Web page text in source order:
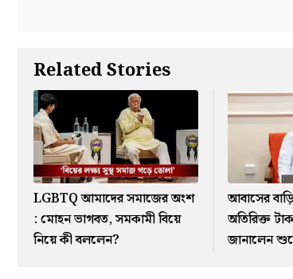
Related Stories
LGBTQ আমাদের সমাজের অংশ
: মোহন ভাগবত, সমকামী বিয়ে
নিয়ে কী বললেন?
আবাসের
অতিরিক্ত
জানালেন